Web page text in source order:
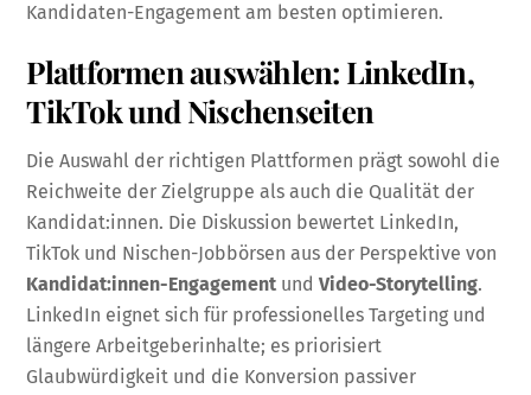
Kandidaten-Engagement am besten optimieren.
Plattformen auswählen: LinkedIn,
TikTok und Nischenseiten
Die Auswahl der richtigen Plattformen prägt sowohl die
Reichweite der Zielgruppe als auch die Qualität der
Kandidat:innen. Die Diskussion bewertet LinkedIn,
TikTok und Nischen-Jobbörsen aus der Perspektive von
Kandidat:innen-Engagement undVideo-Storytelling.
LinkedIn eignet sich für professionelles Targeting und
längere Arbeitgeberinhalte; es priorisiert
Glaubwürdigkeit und die Konversion passiver